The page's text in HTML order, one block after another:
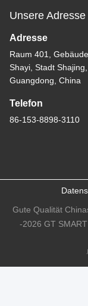
Unsere Adresse
Adresse
Raum 401,
Shayi, Stadt
Guangdong, China
Telefon
86-153-8898-3110
Gute Qualität
-2026 GT